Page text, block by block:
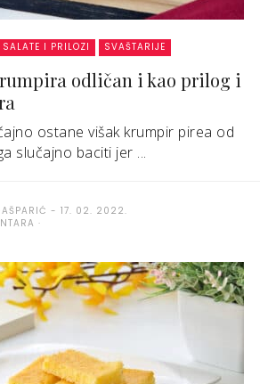
SALATE I PRILOZI SVAŠTARIJE
odličan i kao prilog i
ostane višak krumpir pirea od
slučajno baciti jer ...
17. 02. 2022.